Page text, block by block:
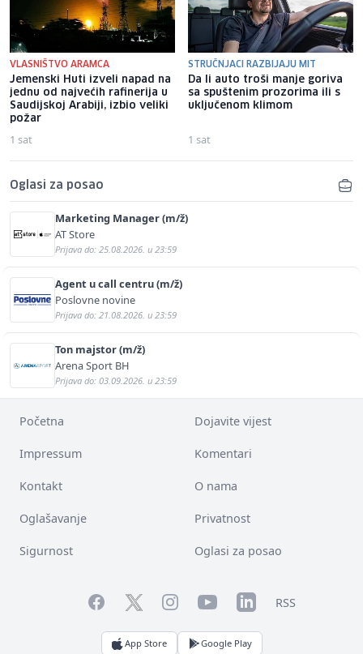
VLASNIŠTVO ARAMCA
Jemenski Huti izveli napad na
jednu od najvećih rafinerija u
Saudijskoj Arabiji, izbio veliki
požar
1 sat
STRUČNJACI RAZBIJAJU MIT
Da li auto troši manje goriva
sa spuštenim prozorima ili s
uključenom klimom
1 sat
Oglasi za posao
Marketing Manager (m/ž)
AT Store
Prijava do: 25.08.2026. u 23:59
Agent u call centru (m/ž)
Poslovne novine
Prijava do: 21.08.2026. u 23:59
Ton majstor (m/ž)
Arena Sport BH
Prijava do: 03.09.2026. u 23:59
Početna Dojavite vijest
Impressum Komentari
Kontakt O nama
Oglašavanje Privatnost
Sigurnost Oglasi za posao
FacebookTwitterInstagramYouTubeLinkedInRSS
App Store Google Play